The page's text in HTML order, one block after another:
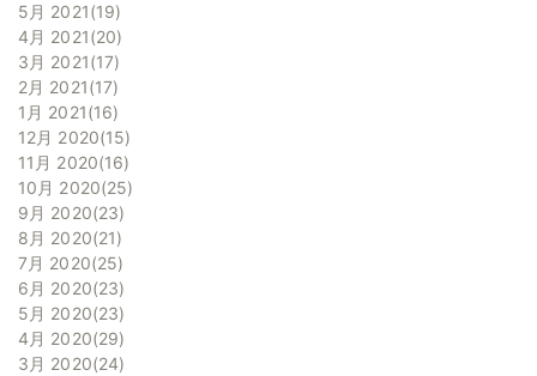
5月 2021 19
4月 2021 20
3月 2021 17
2月 2021 17
1月 2021 16
12月 2020 15
11月 2020 16
10月 2020 25
9月 2020 23
8月 2020 21
7月 2020 25
6月 2020 23
5月 2020 23
4月 2020 29
3月 2020 24